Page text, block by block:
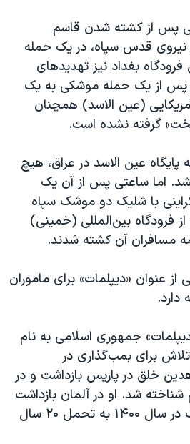
پس از کشته شدن قاسم
نیروی قدس سپاه، در یک حمله
فرودگاه بغداد نیز تهدیدهای
پس از یک حمله موشکی به یک
(عین الاسد) همچنان
گرفته نشده است.
عین الاسد در عراق، هیچ
اما ساعتی پس از آن یک
با شلیک دو موشک سپاه
فرودگاه بین‌المللی (خمینی)
مسافران آن کشته شدند.
عنوان «دیپلمات» برای ماموران
دارد.
جمهوری اسلامی به نام
تلاش برای بمب‌گذاری در
خلق در پاریس بازداشت و در
شد. او در آلمان بازداشت
و پس از انتقال به بلژیک در سال ۱۴۰۰ به تحمل ۲۰ سال